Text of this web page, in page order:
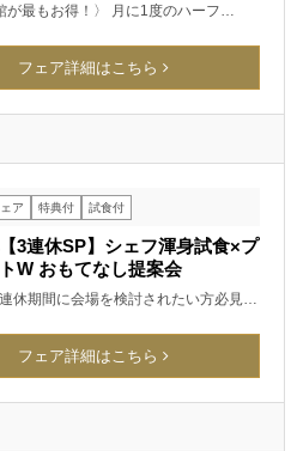
が最もお得！〉 月に1度のハーフ…
フェア詳細はこちら
ア 特典付 試食付
3連休SP】シェフ渾身試食×プ
W おもてなし提案会
休期間に会場を検討されたい方必見…
フェア詳細はこちら